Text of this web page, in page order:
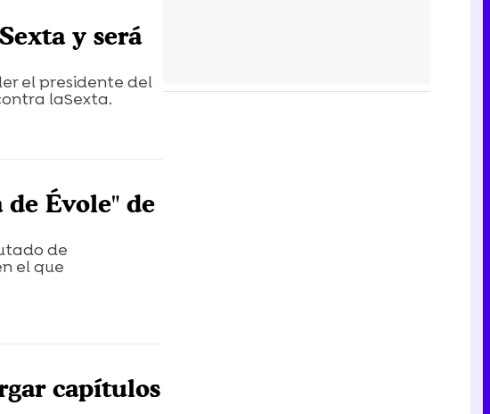
y será
el presidente del
laSexta.
Évole" de
de
el que
capítulos